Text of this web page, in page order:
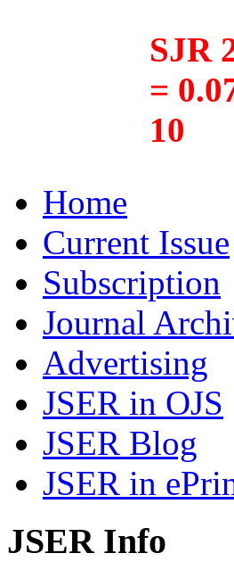
SJR
=
10
Home
Current Issue
Subscription
Journal
Advertising
JSER in OJS
JSER Blog
JSER in
JSER Info